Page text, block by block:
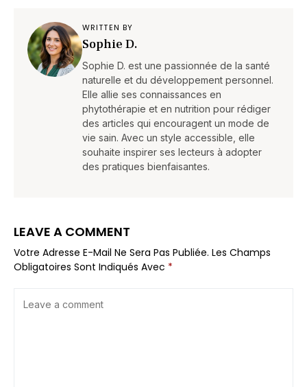
WRITTEN BY
Sophie D.
Sophie D. est une passionnée de la santé
naturelle et du développement personnel.
Elle allie ses connaissances en
phytothérapie et en nutrition pour rédiger
des articles qui encouragent un mode de
vie sain. Avec un style accessible, elle
souhaite inspirer ses lecteurs à adopter
des pratiques bienfaisantes.
LEAVE A COMMENT
Votre Adresse E-Mail Ne Sera Pas Publiée. Les Champs
Obligatoires Sont Indiqués Avec *